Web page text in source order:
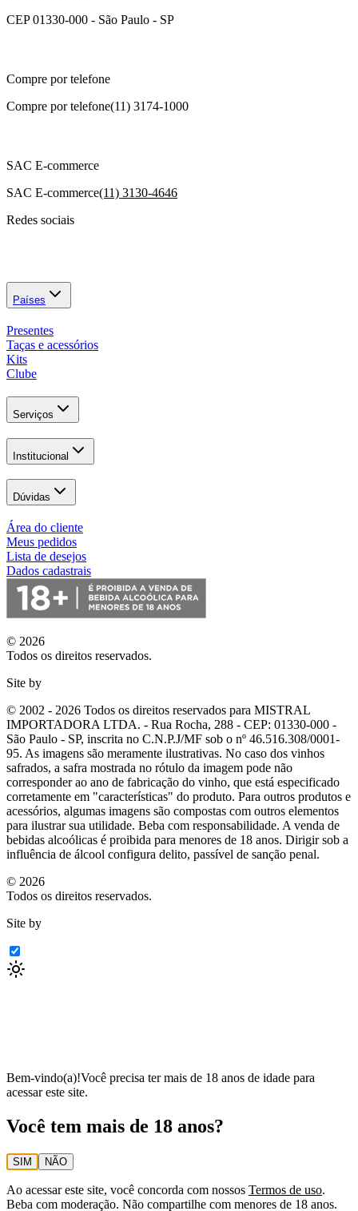
CEP 01330-000 - São Paulo - SP
Compre por telefone
Compre por telefone(11) 3174-1000
SAC E-commerce
SAC E-commerce(11) 3130-4646
Redes sociais
Países
Presentes
Taças e acessórios
Kits
Clube
Serviços
Institucional
Dúvidas
Área do cliente
Meus pedidos
Lista de desejos
Dados cadastrais
© 2026
Todos os direitos reservados.
Site by
© 2002 - 2026 Todos os direitos reservados para MISTRAL
IMPORTADORA LTDA. - Rua Rocha, 288 - CEP: 01330-000 -
São Paulo - SP, inscrita no C.N.P.J/MF sob o nº 46.516.308/0001-
95. As imagens são meramente ilustrativas. No caso dos vinhos
safrados, a safra mostrada no rótulo da imagem pode não
corresponder ao ano de fabricação do vinho, que está especificado
corretamente em "características" do produto. Para outros produtos e
acessórios, algumas imagens são compostas com outros elementos
para ilustrar sua utilidade. Beba com responsabilidade. A venda de
bebidas alcoólicas é proibida para menores de 18 anos. Dirigir sob a
influência de álcool configura delito, passível de sanção penal.
© 2026
Todos os direitos reservados.
Site by
Bem-vindo(a)!Você precisa ter mais de 18 anos de idade para
acessar este site.
Você tem mais de 18 anos?
SIM NÃO
Ao acessar este site, você concorda com nossos Termos de uso.
Beba com moderação. Não compartilhe com menores de 18 anos.